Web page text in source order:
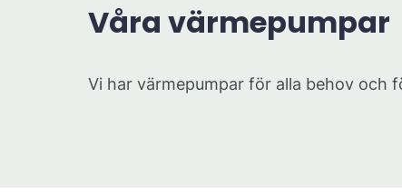
Våra värmepumpar
Vi har värmepumpar för alla behov och